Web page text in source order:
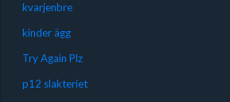
kvarjenbre
kinder ägg
Try Again Plz
p12 slakteriet